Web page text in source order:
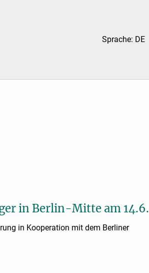
Sprache: DE
in Berlin-Mitte am 14.6.
in Kooperation mit dem Berliner